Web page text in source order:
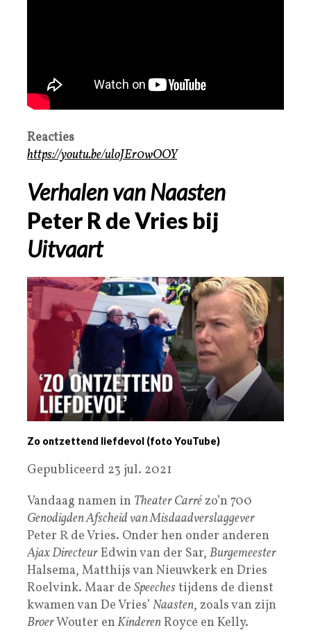
Reacties
https://youtu.be/uloJEr0wOOY
Verhalen van Naasten
Peter R de Vries bij
Uitvaart
Zo ontzettend liefdevol (foto YouTube)
Gepubliceerd 23 jul. 2021
Vandaag namen in Theater Carrézo’n 700
Genodigden Afscheid van Misdaadverslaggever
Peter R de Vries. Onder hen onder anderen
Ajax DirecteurEdwin van der Sar, Burgemeester
Halsema, Matthijs van Nieuwkerk en Dries
Roelvink. Maar de Speechestijdens de dienst
kwamen van De Vries’ Naasten, zoals van zijn
BroerWouter enKinderenRoyce en Kelly.